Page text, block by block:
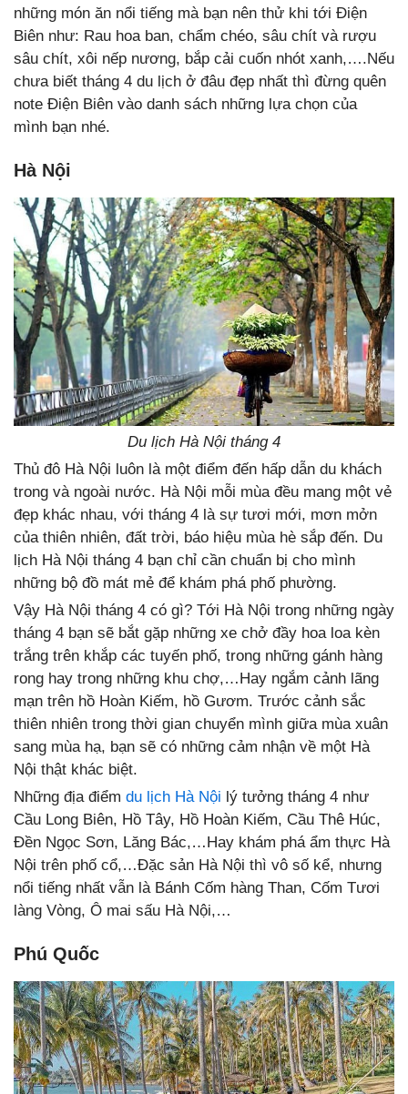
những món ăn nổi tiếng mà bạn nên thử khi tới Điện
Biên như: Rau hoa ban, chẩm chéo, sâu chít và rượu
sâu chít, xôi nếp nương, bắp cải cuốn nhót xanh,….Nếu
chưa biết tháng 4 du lịch ở đâu đẹp nhất thì đừng quên
note Điện Biên vào danh sách những lựa chọn của
mình bạn nhé.
Hà Nội
Du lịch Hà Nội tháng 4
Thủ đô Hà Nội luôn là một điểm đến hấp dẫn du khách
trong và ngoài nước. Hà Nội mỗi mùa đều mang một vẻ
đẹp khác nhau, với tháng 4 là sự tươi mới, mơn mởn
của thiên nhiên, đất trời, báo hiệu mùa hè sắp đến. Du
lịch Hà Nội tháng 4 bạn chỉ cần chuẩn bị cho mình
những bộ đồ mát mẻ để khám phá phố phường.
Vậy Hà Nội tháng 4 có gì? Tới Hà Nội trong những ngày
tháng 4 bạn sẽ bắt gặp những xe chở đầy hoa loa kèn
trắng trên khắp các tuyến phố, trong những gánh hàng
rong hay trong những khu chợ,…Hay ngắm cảnh lãng
mạn trên hồ Hoàn Kiếm, hồ Gươm. Trước cảnh sắc
thiên nhiên trong thời gian chuyển mình giữa mùa xuân
sang mùa hạ, bạn sẽ có những cảm nhận về một Hà
Nội thật khác biệt.
Những địa điểm du lịch Hà Nội lý tưởng tháng 4 như
Cầu Long Biên, Hồ Tây, Hồ Hoàn Kiếm, Cầu Thê Húc,
Đền Ngọc Sơn, Lăng Bác,…Hay khám phá ẩm thực Hà
Nội trên phố cổ,…Đặc sản Hà Nội thì vô số kể, nhưng
nổi tiếng nhất vẫn là Bánh Cốm hàng Than, Cốm Tươi
làng Vòng, Ô mai sấu Hà Nội,…
Phú Quốc